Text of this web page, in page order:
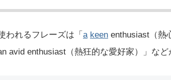
われるフレーズは「 a keen enthusiast（熱
avid enthusiast（熱狂的な愛好家）」など